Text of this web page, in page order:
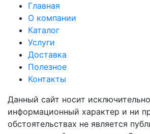
Главная
О компании
Каталог
Услуги
Доставка
Полезное
Контакты
Данный сайт носит исключительно
информационный характер и ни
обстоятельствах не является